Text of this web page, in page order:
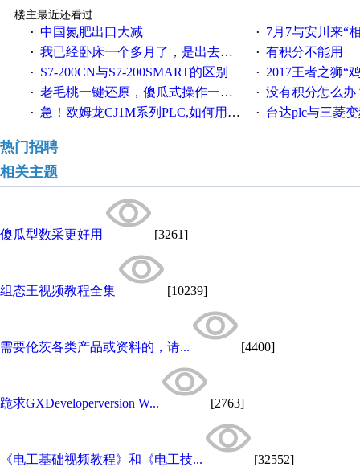
楼主最近还看过
· 中国氮肥出口大减 · 7月7与安川来“
· 我已经卧床一个多月了，是出去安装机械手在高速遭遇车祸所致:大家工作都要特别注意啊 · 有积分不能用
· S7-200CN与S7-200SMART的区别 · 2017王者之狮“鸡”情签到
· 老毛桃一键还原，傻瓜式操作一键轻松备份还原；程序为向导式安装，一键即可实现自动备份或还原系统。 · 没有积分怎么办
· 急！欧姆龙CJ1M系列PLC,如何用时间控制变频器。要求时间在组态王中可以自由输入！拜托各位大神了！ · 台达plc与三菱
热门招聘
相关主题
傻瓜型数采更好用 [3261]
组态王视频教程全集 [10239]
需要伦茨各类产品或资料的，请... [4400]
跪求GXDeveloperversion W... [2763]
《电工基础视频教程》和《电工技... [32552]